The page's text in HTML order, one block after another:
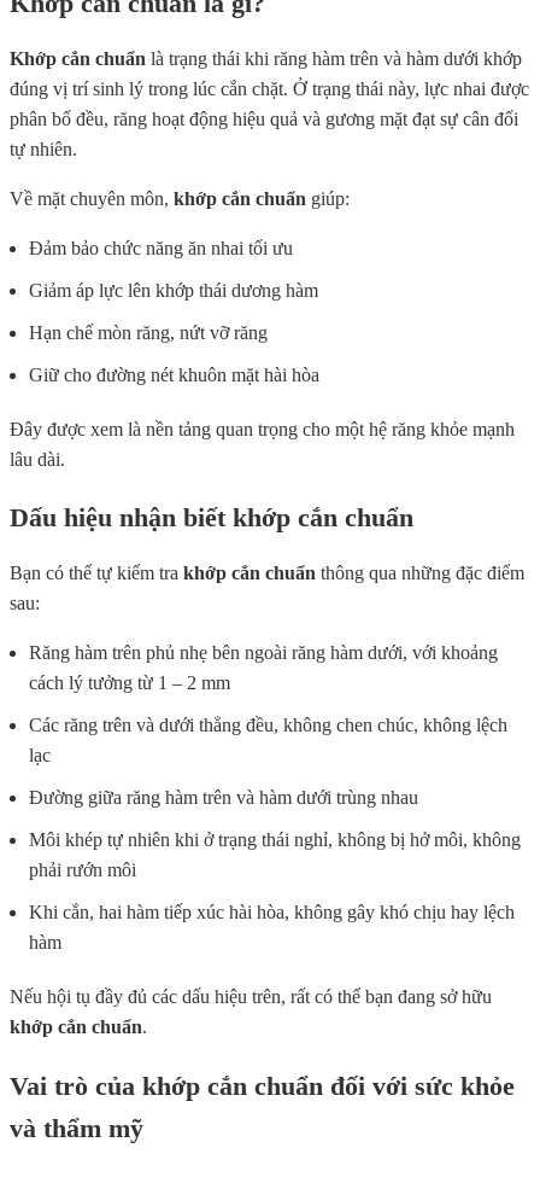
Khớp cắn chuẩn là trạng thái khi răng hàm trên và hàm dưới khớp
đúng vị trí sinh lý trong lúc cắn chặt. Ở trạng thái này, lực nhai được
phân bố đều, răng hoạt động hiệu quả và gương mặt đạt sự cân đối
tự nhiên.
Về mặt chuyên môn, khớp cắn chuẩn giúp:
Đảm bảo chức năng ăn nhai tối ưu
Giảm áp lực lên khớp thái dương hàm
Hạn chế mòn răng, nứt vỡ răng
Giữ cho đường nét khuôn mặt hài hòa
Đây được xem là nền tảng quan trọng cho một hệ răng khỏe mạnh
lâu dài.
Dấu hiệu nhận biết khớp cắn chuẩn
Bạn có thể tự kiểm tra khớp cắn chuẩn thông qua những đặc điểm
sau:
Răng hàm trên phủ nhẹ bên ngoài răng hàm dưới, với khoảng
cách lý tưởng từ 1 – 2 mm
Các răng trên và dưới thẳng đều, không chen chúc, không lệch
lạc
Đường giữa răng hàm trên và hàm dưới trùng nhau
Môi khép tự nhiên khi ở trạng thái nghỉ, không bị hở môi, không
phải rướn môi
Khi cắn, hai hàm tiếp xúc hài hòa, không gây khó chịu hay lệch
hàm
Nếu hội tụ đầy đủ các dấu hiệu trên, rất có thể bạn đang sở hữu
khớp cắn chuẩn.
Vai trò của khớp cắn chuẩn đối với sức khỏe
và thẩm mỹ